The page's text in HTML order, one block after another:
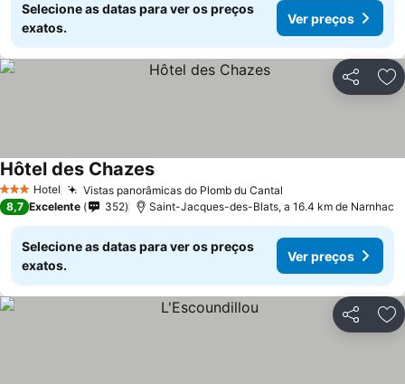
Selecione as datas para ver os preços
exatos.
Ver preços
Partilhar
3 EstrelasHotel Vistas panorâmicas do Plomb du Cantal
Hôtel des ChazesVer preços
8,7 Excelente 352 Saint-Jacques-des-Blats, a 16.4 km de Narnhac
Selecione as datas para ver os preços
exatos.
Ver preços
Partilhar